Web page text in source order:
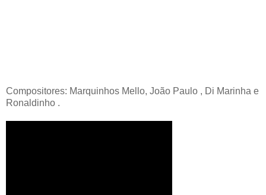
Compositores: Marquinhos Mello, João Paulo , Di Marinha e
Ronaldinho .